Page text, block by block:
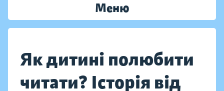
Меню
Як дитині полюбити
читати? Історія від